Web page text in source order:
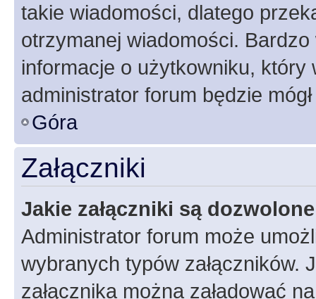
takie wiadomości, dlatego
otrzymanej wiadomości.
informacje o użytkowniku, który
administrator forum będzie
Góra
Załączniki
Jakie załączniki są
Administrator forum może
wybranych typów załączników.
załącznika można załadować